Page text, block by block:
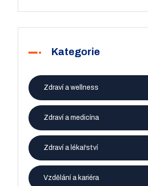
Kategorie
Zdraví a wellness
Zdraví a medicína
Zdraví a lékařství
Vzdělání a kariéra